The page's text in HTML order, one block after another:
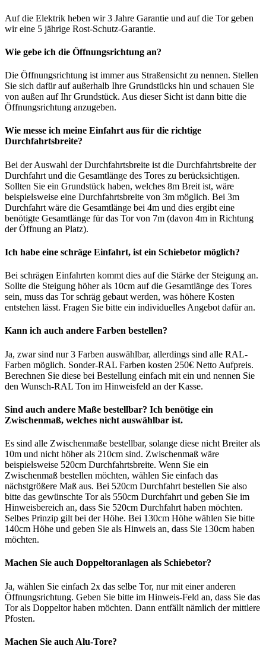
Auf die Elektrik heben wir 3 Jahre Garantie und auf die Tor geben
wir eine 5 jährige Rost-Schutz-Garantie.
Wie gebe ich die Öffnungsrichtung an?
Die Öffnungsrichtung ist immer aus Straßensicht zu nennen. Stellen
Sie sich dafür auf außerhalb Ihre Grundstücks hin und schauen Sie
von außen auf Ihr Grundstück. Aus dieser Sicht ist dann bitte die
Öffnungsrichtung anzugeben.
Wie messe ich meine Einfahrt aus für die richtige
Durchfahrtsbreite?
Bei der Auswahl der Durchfahrtsbreite ist die Durchfahrtsbreite der
Durchfahrt und die Gesamtlänge des Tores zu berücksichtigen.
Sollten Sie ein Grundstück haben, welches 8m Breit ist, wäre
beispielsweise eine Durchfahrtsbreite von 3m möglich. Bei 3m
Durchfahrt wäre die Gesamtlänge bei 4m und dies ergibt eine
benötigte Gesamtlänge für das Tor von 7m (davon 4m in Richtung
der Öffnung an Platz).
Ich habe eine schräge Einfahrt, ist ein Schiebetor möglich?
Bei schrägen Einfahrten kommt dies auf die Stärke der Steigung an.
Sollte die Steigung höher als 10cm auf die Gesamtlänge des Tores
sein, muss das Tor schräg gebaut werden, was höhere Kosten
entstehen lässt. Fragen Sie bitte ein individuelles Angebot dafür an.
Kann ich auch andere Farben bestellen?
Ja, zwar sind nur 3 Farben auswählbar, allerdings sind alle RAL-
Farben möglich. Sonder-RAL Farben kosten 250€ Netto Aufpreis.
Berechnen Sie diese bei Bestellung einfach mit ein und nennen Sie
den Wunsch-RAL Ton im Hinweisfeld an der Kasse.
Sind auch andere Maße bestellbar? Ich benötige ein
Zwischenmaß, welches nicht auswählbar ist.
Es sind alle Zwischenmaße bestellbar, solange diese nicht Breiter als
10m und nicht höher als 210cm sind. Zwischenmaß wäre
beispielsweise 520cm Durchfahrtsbreite. Wenn Sie ein
Zwischenmaß bestellen möchten, wählen Sie einfach das
nächstgrößere Maß aus. Bei 520cm Durchfahrt bestellen Sie also
bitte das gewünschte Tor als 550cm Durchfahrt und geben Sie im
Hinweisbereich an, dass Sie 520cm Durchfahrt haben möchten.
Selbes Prinzip gilt bei der Höhe. Bei 130cm Höhe wählen Sie bitte
140cm Höhe und geben Sie als Hinweis an, dass Sie 130cm haben
möchten.
Machen Sie auch Doppeltoranlagen als Schiebetor?
Ja, wählen Sie einfach 2x das selbe Tor, nur mit einer anderen
Öffnungsrichtung. Geben Sie bitte im Hinweis-Feld an, dass Sie das
Tor als Doppeltor haben möchten. Dann entfällt nämlich der mittlere
Pfosten.
Machen Sie auch Alu-Tore?